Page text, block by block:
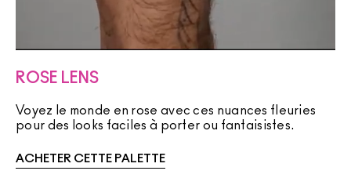
ROSE LENS
Voyez le monde en rose avec ces nuances fleuries
pour des looks faciles à porter ou fantaisistes.
ACHETER CETTE PALETTE